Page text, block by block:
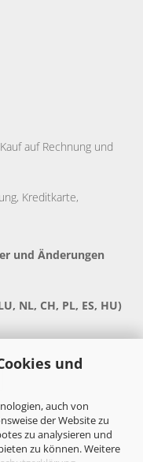
und
auch von
der Website zu
zu analysieren und
zu können. Weitere
auf Rechnung und
Kreditkarte,
und Änderungen
NL, CH, PL, ES, HU)